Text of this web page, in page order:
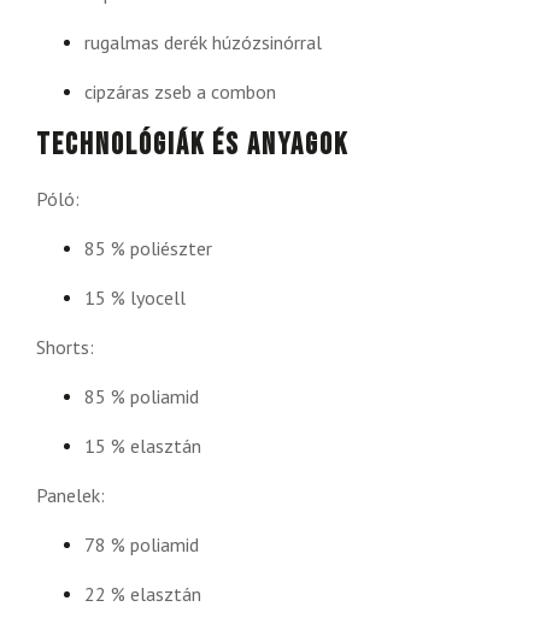
rugalmas derék húzózsinórral
cipzáras zseb a combon
Technológiák és anyagok
Póló:
85 % poliészter
15 % lyocell
Shorts:
85 % poliamid
15 % elasztán
Panelek:
78 % poliamid
22 % elasztán